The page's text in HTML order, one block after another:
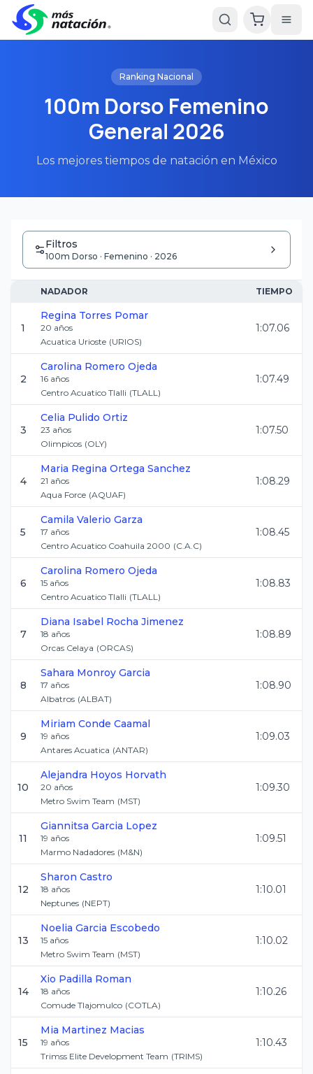
Ranking Nacional
100m Dorso Femenino
General 2026
Los mejores tiempos de natación en México
Filtros
100m Dorso · Femenino · 2026
NADADOR TIEMPO
1
Regina Torres Pomar
20 años
Acuatica Urioste (URIOS)
1:07.06
2
Carolina Romero Ojeda
16 años
Centro Acuatico Tlalli (TLALL)
1:07.49
3
Celia Pulido Ortiz
23 años
Olimpicos (OLY)
1:07.50
4
Maria Regina Ortega Sanchez
21 años
Aqua Force (AQUAF)
1:08.29
5
Camila Valerio Garza
17 años
Centro Acuatico Coahuila 2000 (C.A.C)
1:08.45
6
Carolina Romero Ojeda
15 años
Centro Acuatico Tlalli (TLALL)
1:08.83
7
Diana Isabel Rocha Jimenez
18 años
Orcas Celaya (ORCAS)
1:08.89
8
Sahara Monroy Garcia
17 años
Albatros (ALBAT)
1:08.90
9
Miriam Conde Caamal
19 años
Antares Acuatica (ANTAR)
1:09.03
10
Alejandra Hoyos Horvath
20 años
Metro Swim Team (MST)
1:09.30
11
Giannitsa Garcia Lopez
19 años
Marmo Nadadores (M&N)
1:09.51
12
Sharon Castro
18 años
Neptunes (NEPT)
1:10.01
13
Noelia Garcia Escobedo
15 años
Metro Swim Team (MST)
1:10.02
14
Xio Padilla Roman
18 años
Comude Tlajomulco (COTLA)
1:10.26
15
Mia Martinez Macias
19 años
Trimss Elite Development Team (TRIMS)
1:10.43